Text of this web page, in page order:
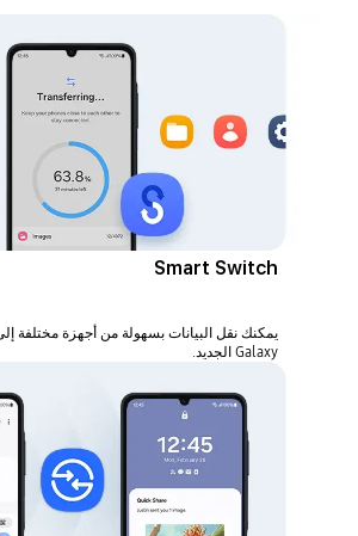
Smart Switch
Galaxy الجديد.